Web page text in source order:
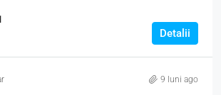
Detalii
9 luni ago